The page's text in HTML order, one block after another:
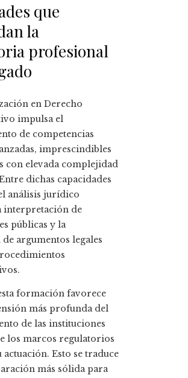
que
la
profesional
en Derecho
impulsa el
de competencias
imprescindibles
con elevada complejidad
dichas capacidades
análisis jurídico
interpretación de
públicas y la
argumentos legales
formación favorece
más profunda del
de las instituciones
los marcos regulatorios
actuación. Esto se traduce
más sólida para